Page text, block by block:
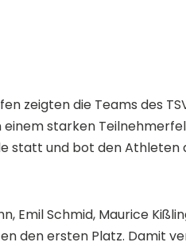
zeigten die Teams des
starken
statt und bot den Athleten
Emil Schmid, Maurice
den ersten Platz. Damit